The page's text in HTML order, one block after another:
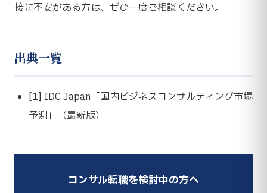
接に不安がある方は、ぜひ一度ご相談ください。
出典一覧
[1] IDC Japan「国内ビジネスコンサルティング市場
予測」（最新版）
コンサル転職を検討中の方へ